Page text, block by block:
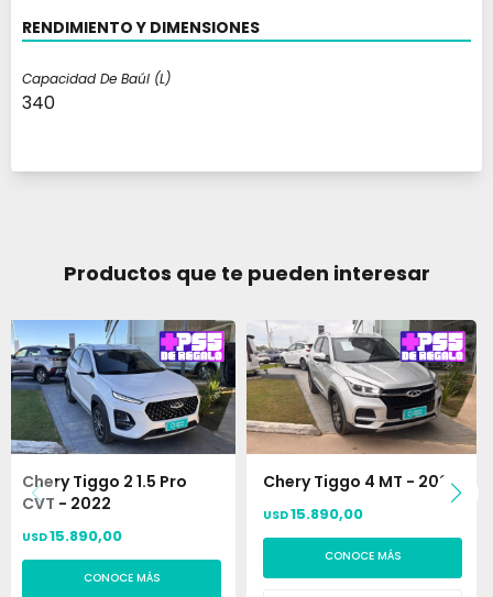
RENDIMIENTO Y DIMENSIONES
Capacidad De Baúl (l)
340
Productos que te pueden interesar
Chery Tiggo 2 1.5 Pro
CVT - 2022
USD15.890,00
CONOCE MÁS
Chery Tiggo 4 MT - 2021
USD15.890,00
CONOCE MÁS